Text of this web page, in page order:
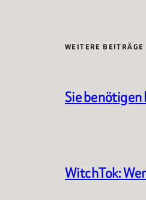
WEITERE BEITRÄGE
Sie benötigen
WitchTok: